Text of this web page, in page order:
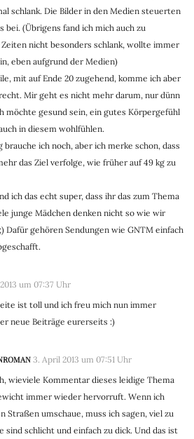
schlank. Die Bilder in den Medien steuerten
bei. (Übrigens fand ich mich auch zu
Zeiten nicht besonders schlank, wollte immer
eben aufgrund der Medien)
mit auf Ende 20 zugehend, komme ich aber
Mir geht es nicht mehr darum, nur dünn
möchte gesund sein, ein gutes Körpergefühl
in diesem wohlfühlen.
brauche ich noch, aber ich merke schon, dass
das Ziel verfolge, wie früher auf 49 kg zu
ich das echt super, dass ihr das zum Thema
junge Mädchen denken nicht so wie wir
Dafür gehören Sendungen wie GNTM einfach
um 07:37 Uhr
ist toll und ich freu mich nun immer
neue Beiträge eurerseits :)
3. April 2013 um 07:51 Uhr
wieviele Kommentar dieses leidige Thema
immer wieder hervorruft. Wenn ich
Straßen umschaue, muss ich sagen, viel zu
sind schlicht und einfach zu dick. Und das ist